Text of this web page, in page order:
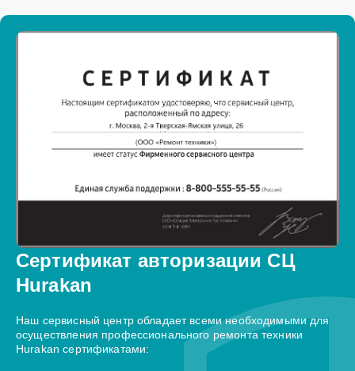
Сертификат авторизации СЦ
Hurakan
Наш сервисный центр обладает всеми необходимыми для
осуществления профессионального ремонта техники
Hurakan сертификатами: